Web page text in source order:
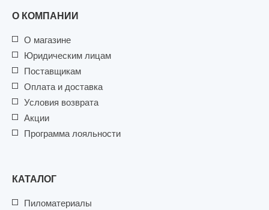
О КОМПАНИИ
О магазине
Юридическим лицам
Поставщикам
Оплата и доставка
Условия возврата
Акции
Программа лояльности
КАТАЛОГ
Пиломатериалы